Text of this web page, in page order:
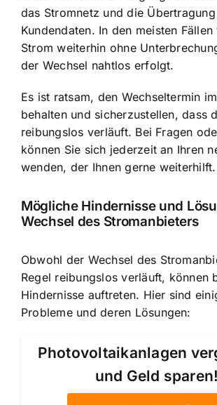
das Stromnetz und die
Kundendaten. In den meisten
Strom weiterhin ohne
der Wechsel nahtlos erfolgt.
Es ist ratsam, den Wechseltermin
behalten und sicherzustellen, dass
reibungslos verläuft. Bei Fragen
können Sie sich jederzeit an Ihren
wenden, der Ihnen gerne weiterhilft.
Mögliche Hindernisse und
Wechsel des Stromanbieters
Obwohl der Wechsel des
Regel reibungslos verläuft, können
Hindernisse auftreten. Hier sind
Probleme und deren Lösungen:
Photovoltaikanlagen
und Geld sparen!